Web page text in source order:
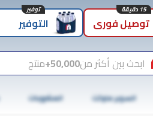
توصيل فوري
15 دقيقة
التوفير
توفير
ابحث بين أكثر من50,000+ منتج
السوبر ماركت المشروبات